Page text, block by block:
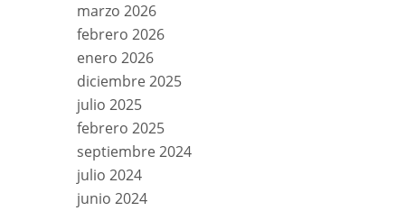
marzo 2026
febrero 2026
enero 2026
diciembre 2025
julio 2025
febrero 2025
septiembre 2024
julio 2024
junio 2024